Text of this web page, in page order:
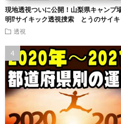
現地透視ついに公開！山梨県キャンプ
明⁉︎サイキック透視捜索 とうのサイキ
透視